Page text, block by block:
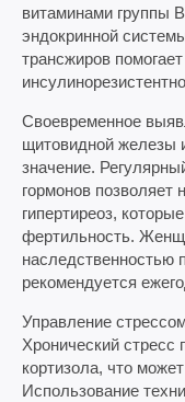
витаминами группы
эндокринной
трансжиров
Своевременное
щитовидной железы
значение.
гормонов позволяет
гипертиреоз,
фертильность.
наследственностью
рекомендуется
Управление
Хронический
кортизола, что
Использование